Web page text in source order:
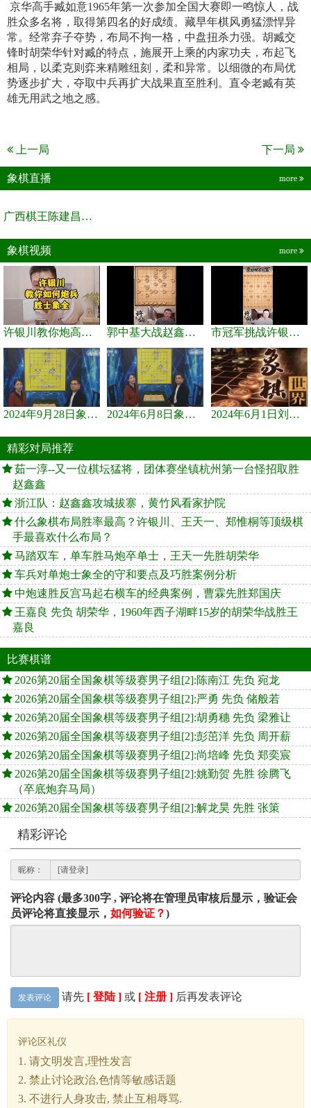
京华高手臧如意1965年第一次参加全国大赛即一鸣惊人，战
胜众多名将，取得第四名的好成绩。藏早年棋风勇猛漂悍异
常。经常弃子夺势，布局不拘一格，中盘扭杀力强。胡臧交
锋时胡荣华针对臧的特点，施展开上乘的内家功夫，布起飞
相局，以柔克则弈来精雕纽刻，柔和异常。以细微的布局优
势逐步扩大，夺取中兵再扩大战果直至胜利。直令老臧有英
雄无用武之地之感。
上一局 下一局
象棋直播 more
广西棋王陈建昌直播间
象棋视频 more
许银川教你炮高兵士象全如何赢士象全，简单四步即可 郭中基大战赵鑫鑫，许银川激情讲解 市冠军挑战许银川，急进中兵变化真激烈！
2024年9月28日象棋世界栏目，刘君、蒋川讲解了第九届杨官璘杯象棋... 2024年6月8日象棋世界，刘君、蒋川讲解了第九届杨官璘杯全国象棋... 2024年6月1日刘君、蒋川讲解第三届上海杯象棋大师赛谢靖与李少庚...
精彩对局推荐
茹一淳--又一位棋坛猛将，团体赛坐镇杭州第一台怪招取胜
赵鑫鑫
浙江队：赵鑫鑫攻城拔寨，黄竹风看家护院
什么象棋布局胜率最高？许银川、王天一、郑惟桐等顶级棋
手最喜欢什么布局？
马踏双车，单车胜马炮卒单士，王天一先胜胡荣华
车兵对单炮士象全的守和要点及巧胜案例分析
中炮速胜反宫马起右横车的经典案例，曹霖先胜郑国庆
王嘉良 先负 胡荣华，1960年西子湖畔15岁的胡荣华战胜王
嘉良
比赛棋谱
2026第20届全国象棋等级赛男子组[2]:陈南江 先负 宛龙
2026第20届全国象棋等级赛男子组[2]:严勇 先负 储般若
2026第20届全国象棋等级赛男子组[2]:胡勇穗 先负 梁雅让
2026第20届全国象棋等级赛男子组[2]:彭茁洋 先负 周开薪
2026第20届全国象棋等级赛男子组[2]:尚培峰 先负 郑奕宸
2026第20届全国象棋等级赛男子组[2]:姚勤贺 先胜 徐腾飞
（卒底炮弃马局）
2026第20届全国象棋等级赛男子组[2]:解龙昊 先胜 张策
精彩评论
昵称：
评论内容 (最多300字 , 评论将在管理员审核后显示，验证会
员评论将直接显示， 如何验证？)
发表评论 请先 [ 登陆 ] 或 [ 注册 ] 后再发表评论
评论区礼仪
1. 请文明发言,理性发言
2. 禁止讨论政治,色情等敏感话题
3. 不进行人身攻击, 禁止互相辱骂.